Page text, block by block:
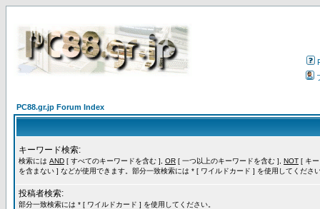
PC88.gr.jp Forum Index
キーワード検索:
検索には AND [ すべてのキーワードを含む ], OR [ 一つ以上のキーワードを含む ], NOT [ キ
を含まない ] などが使用できます。部分一致検索には * [ ワイルドカード ] を使用してくださ
投稿者検索:
部分一致検索には * [ ワイルドカード ] を使用してください。